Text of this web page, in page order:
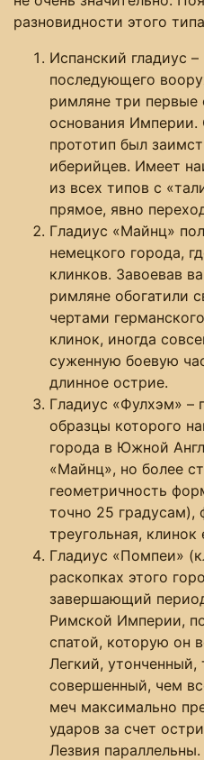
разновидности этого
Испанский гладиус
последующего
римляне три первые
основания Империи.
прототип был
иберийцев. Имеет
из всех типов с
прямое, явно
Гладиус «Майнц»
немецкого города,
клинков. Завоевав
римляне обогатили
чертами
клинок, иногда
суженную боевую
длинное острие.
Гладиус «Фулхэм» –
образцы которого
города в Южной
«Майнц», но более
геометричность
точно 25 градусам),
треугольная,
Гладиус «Помпеи»
раскопках этого
завершающий
Римской Империи,
спатой, которую он
Легкий, утонченный,
совершенный, чем
меч максимально
ударов за счет
Лезвия